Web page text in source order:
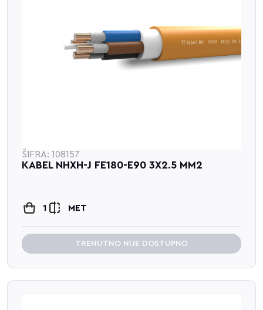
ŠIFRA: 108157
KABEL NHXH-J FE180-E90 3X2.5 MM2
1 MET
TRENUTNO NIJE DOSTUPNO